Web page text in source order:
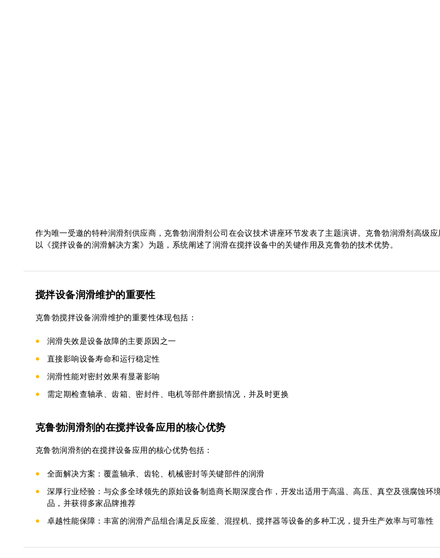
作为唯一受邀的特种润滑剂供应商，克鲁勃润滑剂公司在会议技术讲座环节发表了主题演讲。克鲁勃润滑剂高级
以《搅拌设备的润滑解决方案》为题，系统阐述了润滑在搅拌设备中的关键作用及克鲁勃的技术优势。
搅拌设备润滑维护的重要性
克鲁勃搅拌设备润滑维护的重要性体现包括：
润滑失效是设备故障的主要原因之一
直接影响设备寿命和运行稳定性
润滑性能对密封效果有显著影响
需定期检查轴承、齿箱、密封件、电机等部件磨损情况，并及时更换
克鲁勃润滑剂的在搅拌设备应用的核心优势
克鲁勃润滑剂的在搅拌设备应用的核心优势包括：
全面解决方案：覆盖轴承、齿轮、机械密封等关键部件的润滑
深厚行业经验：与众多全球领先的原始设备制造商长期深度合作，开发出适用于高温、高压、真空及强腐蚀环
品，并获得多家品牌推荐
卓越性能保障：丰富的润滑产品组合满足反应釜、混捏机、搅拌器等设备的多种工况，提升生产效率与可靠性